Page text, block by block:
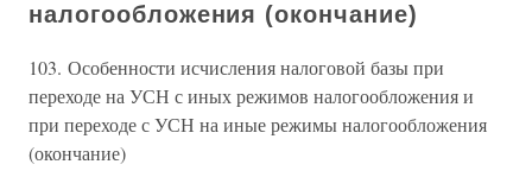
налогообложения (окончание)
103. Особенности исчисления налоговой базы при
переходе на УСН с иных режимов налогообложения и
при переходе с УСН на иные режимы налогообложения
(окончание)